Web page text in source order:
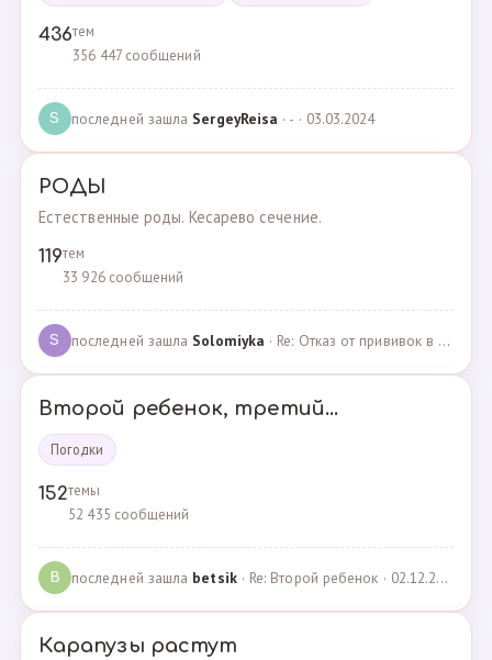
436тем
356 447 сообщений
S последней зашла SergeyReisa · - · 03.03.2024
РОДЫ
Естественные роды. Кесарево сечение.
119тем
33 926 сообщений
S последней зашла Solomiyka · Re: Отказ от прививок в роддоме · 07.05.2022
Второй ребенок, третий...
Погодки
152темы
52 435 сообщений
B последней зашла betsik· Re: Второй ребенок · 02.12.2023
Карапузы растут